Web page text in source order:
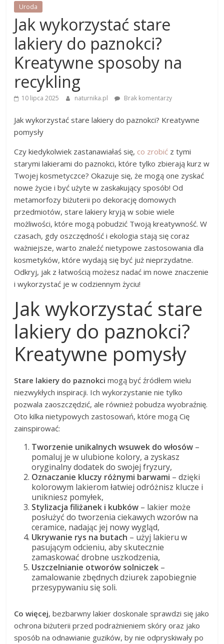
Uroda
Jak wykorzystać stare
lakiery do paznokci?
Kreatywne sposoby na
recykling
10 lipca 2025 naturnika.pl Brak komentarzy
Jak wykorzystać stare lakiery do paznokci? Kreatywne
pomysły
Czy kiedykolwiek zastanawiałaś się, co zrobić z tymi
starymi lakierami do paznokci, które tylko zbierają kurz w
Twojej kosmetyczce? Okazuje się, że mogą one zyskać
nowe życie i być użyte w zaskakujący sposób! Od
metamorfozy biżuterii po dekorację domowych
przedmiotów, stare lakiery kryją w sobie wiele
możliwości, które mogą pobudzić Twoją kreatywność. W
czasach, gdy oszczędność i ekologia stają się coraz
ważniejsze, warto znaleźć nietypowe zastosowania dla
kosmetyków, które wydają się być już nieprzydatne.
Odkryj, jak z łatwością możesz nadać im nowe znaczenie
i wykorzystać je w codziennym życiu!
Jak wykorzystać stare
lakiery do paznokci?
Kreatywne pomysły
Stare lakiery do paznokci mogą być źródłem wielu
niezwykłych inspiracji. Ich wykorzystanie nie tylko
pozwala zaoszczędzić, ale również pobudza wyobraźnię.
Oto kilka nietypowych zastosowań, które mogą Cię
zainspirować:
Tworzenie unikalnych wsuwek do włosów –
pomaluj je w ulubione kolory, a zyskasz
oryginalny dodatek do swojej fryzury,
Oznaczanie kluczy różnymi barwami – dzięki
kolorowym lakierom łatwiej odróżnisz klucze i
unikniesz pomyłek,
Stylizacja filiżanek i kubków – lakier może
posłużyć do tworzenia ciekawych wzorów na
ceramice, nadając jej nowy wygląd,
Ukrywanie rys na butach – użyj lakieru w
pasującym odcieniu, aby skutecznie
zamaskować drobne uszkodzenia,
Uszczelnianie otworów solniczek –
zamalowanie zbędnych dziurek zapobiegnie
przesypywaniu się soli.
Co więcej, bezbarwny lakier doskonale sprawdzi się jako
ochrona biżuterii przed podrażnieniem skóry oraz jako
sposób na odnawianie guzików, by nie odpryskiwały po